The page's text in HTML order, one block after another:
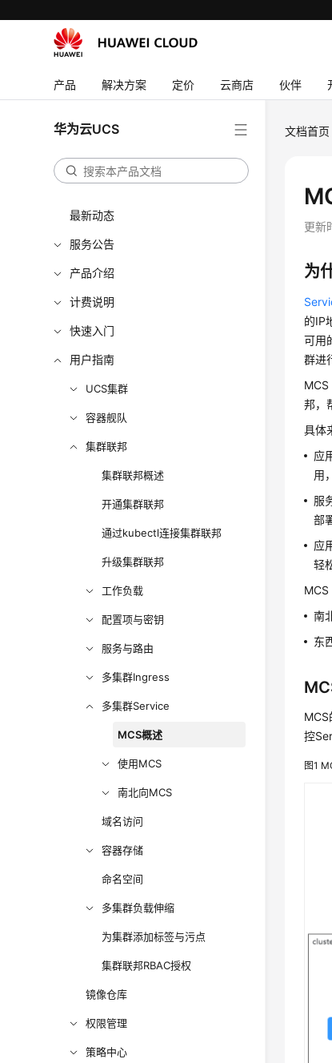
产品 解决方案 定价 云商店 伙伴
华为云UCS
最新动态
服务公告
产品介绍
计费说明
快速入门
用户指南
UCS集群
容器舰队
集群联邦
集群联邦概述
开通集群联邦
通过kubectl连接集群联邦
升级集群联邦
工作负载
配置项与密钥
服务与路由
多集群Ingress
多集群Service
MCS概述
使用MCS
南北向MCS
域名访问
容器存储
命名空间
多集群负载伸缩
为集群添加标签与污点
集群联邦RBAC授权
镜像仓库
权限管理
策略中心
文档首页
更新
为
的IP
可用
群进
邦，
具体
应
用
服
部
应
轻
南
东
控
图1